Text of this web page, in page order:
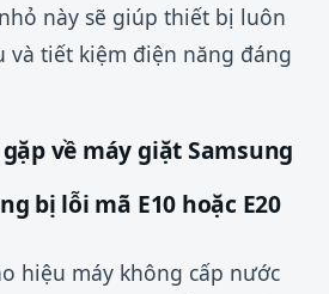
này sẽ giúp thiết bị luôn
tiết kiệm điện năng đáng
về máy giặt Samsung
bị lỗi mã E10 hoặc E20
hiệu máy không cấp nước